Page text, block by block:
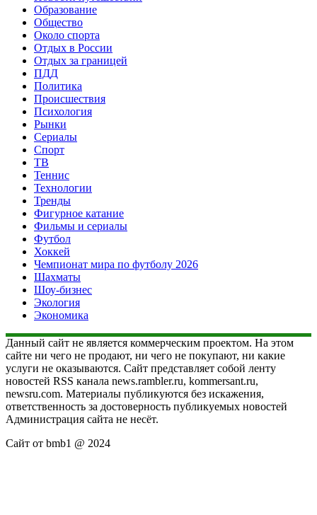
Образование
Общество
Около спорта
Отдых в России
Отдых за границей
ПДД
Политика
Происшествия
Психология
Рынки
Сериалы
Спорт
ТВ
Теннис
Технологии
Тренды
Фигурное катание
Фильмы и сериалы
Футбол
Хоккей
Чемпионат мира по футболу 2026
Шахматы
Шоу-бизнес
Экология
Экономика
Данный сайт не является коммерческим проектом. На этом
сайте ни чего не продают, ни чего не покупают, ни какие
услуги не оказываются. Сайт представляет собой ленту
новостей RSS канала news.rambler.ru, kommersant.ru,
newsru.com. Материалы публикуются без искажения,
ответственность за достоверность публикуемых новостей
Администрация сайта не несёт.
Сайт от bmb1 @ 2024